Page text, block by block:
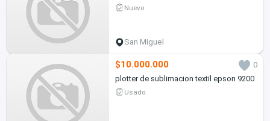
Nuevo
San Miguel
$10.000.000
0
plotter de sublimacion textil epson 9200
Usado